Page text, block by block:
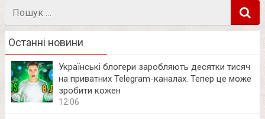
Останні новини
Українські блогери заробляють десятки тисяч
на приватних Telegram-каналах. Тепер це може
зробити кожен
12:06